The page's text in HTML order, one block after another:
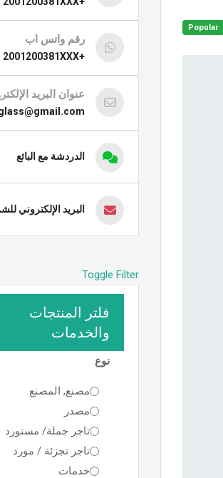
Popular
رقم واتس اب
+2001200381XXX
عنوان البريد
الدردشة مع البائع
البريد الإلكتروني
Toggle Filter
فلتر المنتجات
والخدمات
نوع
مصنع, المصنع
مصدر
تاجر جملة/ مستورد
تاجر تجزئة / مورد
خدمات